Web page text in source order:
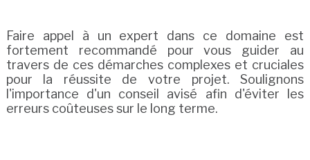
Faire appel à un expert dans ce domaine est
fortement recommandé pour vous guider au
travers de ces démarches complexes et cruciales
pour la réussite de votre projet. Soulignons
l'importance d'un conseil avisé afin d'éviter les
erreurs coûteuses sur le long terme.